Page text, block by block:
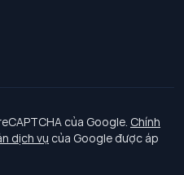
của Google. Chính
dịch vụ của Google được áp